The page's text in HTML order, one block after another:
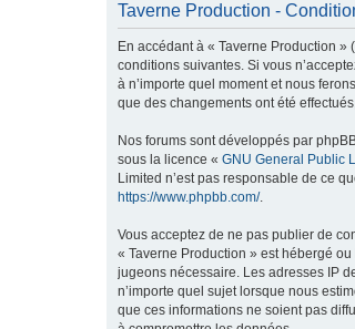
Taverne Production -
En accédant à « Taverne Production
conditions suivantes. Si vous
à n’importe quel moment et nous
que des changements ont été
Nos forums sont développés par
sous la licence « GNU General Public
Limited n’est pas responsable de ce
https://www.phpbb.com/.
Vous acceptez de ne pas publier de
« Taverne Production » est hébergé
jugeons nécessaire. Les adresses IP
n’importe quel sujet lorsque nous
que ces informations ne soient pas